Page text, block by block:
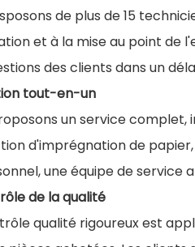
de plus de 15
et à la mise au point de
des clients dans un
tout-en-un
un service
d'imprégnation de
une équipe de
de la qualité
qualité rigoureux est